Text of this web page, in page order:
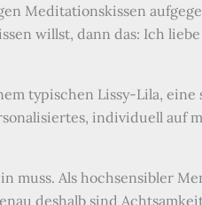
Meditationskissen
willst, dann das: Ich
typischen Lissy-Lila,
individuell auf
muss. Als hochsensibler
deshalb sind